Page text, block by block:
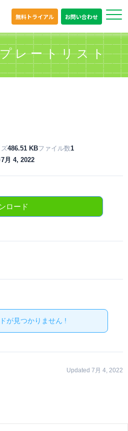
無料トライアル お問い合わせ
レートリスト
486.51 KBファイル数1
7月 4, 2022
ロード
が見つかりません !
Updated 7月 4, 2022